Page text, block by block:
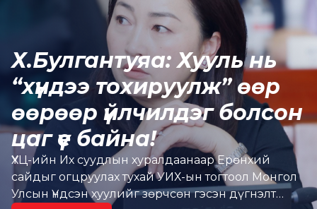
Х.Булгантуяа: Хууль нь
“хүндээ тохируулж” өөр
өөрөөр үйлчилдэг болсон
цаг үе байна!
ҮХЦ-ийн Их суудлын хуралдаанаар Ерөнхий
сайдыг огцруулах тухай УИХ-ын тогтоол Монгол
Улсын Үндсэн хуулийг зөрчсөн гэсэн дүгнэлт